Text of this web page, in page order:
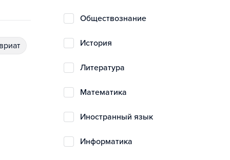
обществознание
история
литература
математика
иностранный язык
информатика